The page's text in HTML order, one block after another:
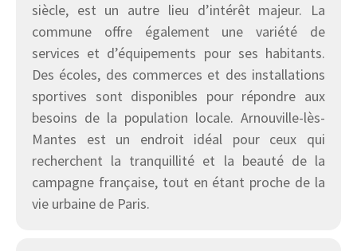
siècle, est un autre lieu d’intérêt majeur. La
commune offre également une variété de
services et d’équipements pour ses habitants.
Des écoles, des commerces et des installations
sportives sont disponibles pour répondre aux
besoins de la population locale. Arnouville-lès-
Mantes est un endroit idéal pour ceux qui
recherchent la tranquillité et la beauté de la
campagne française, tout en étant proche de la
vie urbaine de Paris.